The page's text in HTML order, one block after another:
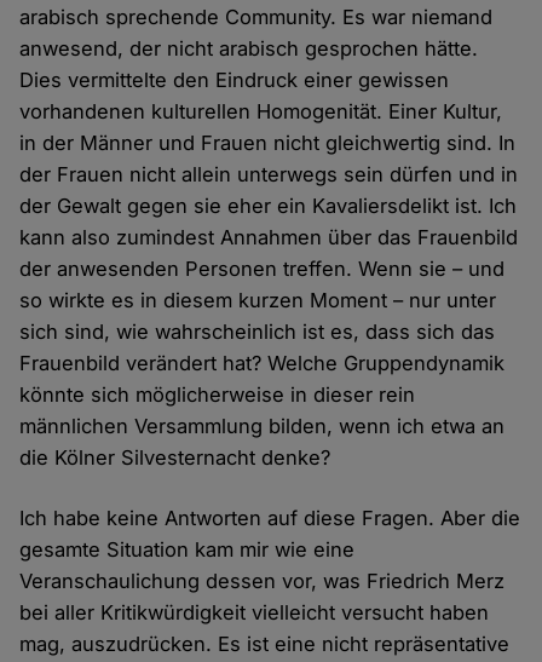
arabisch sprechende Community. Es war niemand
anwesend, der nicht arabisch gesprochen hätte.
Dies vermittelte den Eindruck einer gewissen
vorhandenen kulturellen Homogenität. Einer Kultur,
in der Männer und Frauen nicht gleichwertig sind. In
der Frauen nicht allein unterwegs sein dürfen und in
der Gewalt gegen sie eher ein Kavaliersdelikt ist. Ich
kann also zumindest Annahmen über das Frauenbild
der anwesenden Personen treffen. Wenn sie – und
so wirkte es in diesem kurzen Moment – nur unter
sich sind, wie wahrscheinlich ist es, dass sich das
Frauenbild verändert hat? Welche Gruppendynamik
könnte sich möglicherweise in dieser rein
männlichen Versammlung bilden, wenn ich etwa an
die Kölner Silvesternacht denke?
Ich habe keine Antworten auf diese Fragen. Aber die
gesamte Situation kam mir wie eine
Veranschaulichung dessen vor, was Friedrich Merz
bei aller Kritikwürdigkeit vielleicht versucht haben
mag, auszudrücken. Es ist eine nicht repräsentative